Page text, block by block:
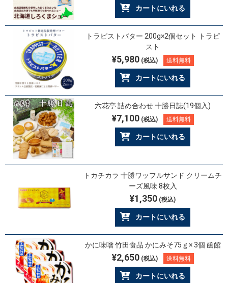
カートにいれる
トラピストバター 200g×2個セット トラピ
スト
¥5,980(税込) 送料無料
カートにいれる
六花亭 詰め合わせ 十勝日誌(19個入)
¥7,100(税込) 送料無料
カートにいれる
トカチカラ 十勝ワッフルサンド クリームチ
ーズ風味 8枚入
¥1,350 (税込)
カートにいれる
かに味噌 竹田食品 かにみそ75ｇ× 3個 函館
¥2,650(税込) 送料無料
カートにいれる